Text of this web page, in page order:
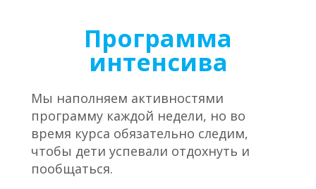
Программа
интенсива
Мы наполняем активностями
программу каждой недели, но во
время курса обязательно следим,
чтобы дети успевали отдохнуть и
пообщаться.